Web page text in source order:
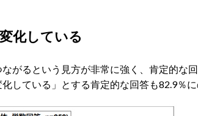
化している
がるという見方が非常に強く、肯定的な
している」とする肯定的な回答も82.9％に